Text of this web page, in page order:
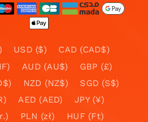
USD ($)
CAD (CAD$)
AUD (AU$)
GBP (£)
NZD (NZ$)
SGD (S$)
AED (AED)
JPY (¥)
PLN (zł)
HUF (Ft)